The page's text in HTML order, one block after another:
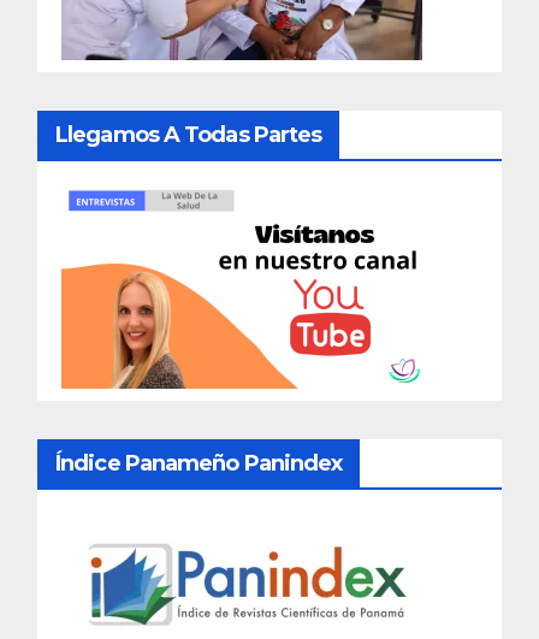
Llegamos A Todas Partes
Índice Panameño Panindex